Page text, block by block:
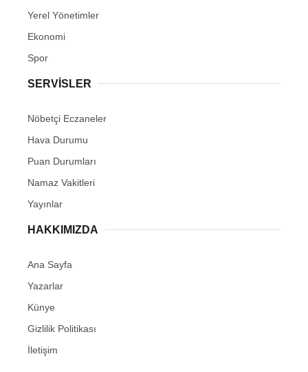
Yerel Yönetimler
Ekonomi
Spor
SERVİSLER
Nöbetçi Eczaneler
Hava Durumu
Puan Durumları
Namaz Vakitleri
Yayınlar
HAKKIMIZDA
Ana Sayfa
Yazarlar
Künye
Gizlilik Politikası
İletişim